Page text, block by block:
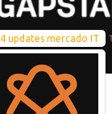
4 updates mercado IT